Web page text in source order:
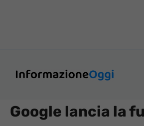
Google lancia la